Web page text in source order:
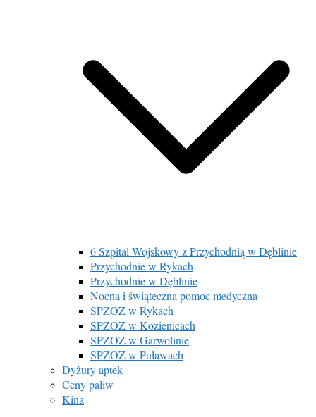
6 Szpital Wojskowy z Przychodnią w Dęblinie
Przychodnie w Rykach
Przychodnie w Dęblinie
Nocna i świąteczna pomoc medyczna
SPZOZ w Rykach
SPZOZ w Kozienicach
SPZOZ w Garwolinie
SPZOZ w Puławach
Dyżury aptek
Ceny paliw
Kina